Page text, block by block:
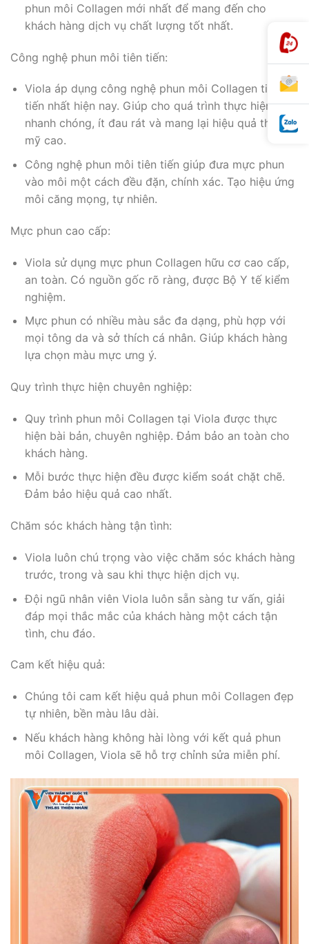
phun môi Collagen mới nhất để mang đến cho
khách hàng dịch vụ chất lượng tốt nhất.
Công nghệ phun môi tiên tiến:
Viola áp dụng công nghệ phun môi Collagen tiên
tiến nhất hiện nay. Giúp cho quá trình thực hiện
nhanh chóng, ít đau rát và mang lại hiệu quả thẩm
mỹ cao.
Công nghệ phun môi tiên tiến giúp đưa mực phun
vào môi một cách đều đặn, chính xác. Tạo hiệu ứng
môi căng mọng, tự nhiên.
Mực phun cao cấp:
Viola sử dụng mực phun Collagen hữu cơ cao cấp,
an toàn. Có nguồn gốc rõ ràng, được Bộ Y tế kiểm
nghiệm.
Mực phun có nhiều màu sắc đa dạng, phù hợp với
mọi tông da và sở thích cá nhân. Giúp khách hàng
lựa chọn màu mực ưng ý.
Quy trình thực hiện chuyên nghiệp:
Quy trình phun môi Collagen tại Viola được thực
hiện bài bản, chuyên nghiệp. Đảm bảo an toàn cho
khách hàng.
Mỗi bước thực hiện đều được kiểm soát chặt chẽ.
Đảm bảo hiệu quả cao nhất.
Chăm sóc khách hàng tận tình:
Viola luôn chú trọng vào việc chăm sóc khách hàng
trước, trong và sau khi thực hiện dịch vụ.
Đội ngũ nhân viên Viola luôn sẵn sàng tư vấn, giải
đáp mọi thắc mắc của khách hàng một cách tận
tình, chu đáo.
Cam kết hiệu quả:
Chúng tôi cam kết hiệu quả phun môi Collagen đẹp
tự nhiên, bền màu lâu dài.
Nếu khách hàng không hài lòng với kết quả phun
môi Collagen, Viola sẽ hỗ trợ chỉnh sửa miễn phí.